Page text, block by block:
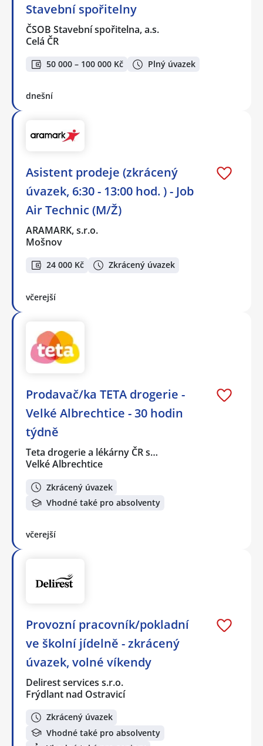
Stavební spořitelny
ČSOB Stavební spořitelna, a.s.
Celá ČR
50 000 – 100 000 Kč Plný úvazek
dnešní
Asistent prodeje (zkrácený
úvazek, 6:30 - 13:00 hod. ) - Job
Air Technic (M/Ž)
ARAMARK, s.r.o.
Mošnov
24 000 Kč Zkrácený úvazek
včerejší
Prodavač/ka TETA drogerie -
Velké Albrechtice - 30 hodin
týdně
Teta drogerie a lékárny ČR s…
Velké Albrechtice
Zkrácený úvazek
Vhodné také pro absolventy
včerejší
Provozní pracovník/pokladní
ve školní jídelně - zkrácený
úvazek, volné víkendy
Delirest services s.r.o.
Frýdlant nad Ostravicí
Zkrácený úvazek
Vhodné také pro absolventy